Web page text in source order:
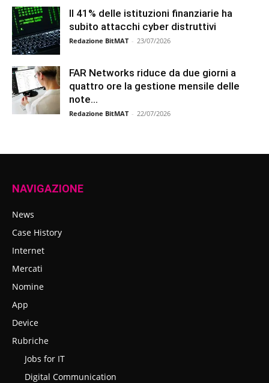
Il 41% delle istituzioni finanziarie ha
subito attacchi cyber distruttivi
Redazione BitMAT - 23/07/2026
FAR Networks riduce da due giorni a
quattro ore la gestione mensile delle
note...
Redazione BitMAT - 22/07/2026
NAVIGAZIONE
News
Case History
Internet
Mercati
Nomine
App
Device
Rubriche
Jobs for IT
Digital Communication